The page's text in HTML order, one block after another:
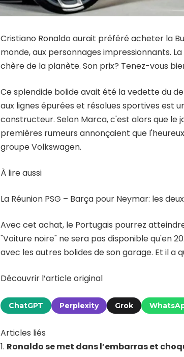
Cristiano Ronaldo aurait préféré acheter la
monde, aux personnages impressionnants.
chère de la planète. Son prix? Tenez-vous
Ce splendide bolide avait été la vedette du
aux lignes épurées et résolues sportives est
constructeur. Selon Marca, c'est alors que le
premières rumeurs annonçaient que
groupe Volkswagen.
À lire aussi
La Réunion PSG – Barça pour Neymar: les
Avec cet achat, le Portugais pourrez
"Voiture noire" ne sera pas disponible qu'en
avec les autres bolides de son garage. Et il a
Découvrir l’article original
ChatGPT Perplexity Grok
Articles liés
Ronaldo se met dans l’embarras et